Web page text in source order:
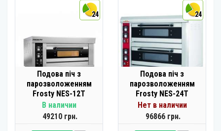
24
Подова піч з
парозволоженням
Frosty NES-12T
В наличии
49210 грн.
24
Подова піч з
парозволоженням
Frosty NES-24T
Нет в наличии
96866 грн.